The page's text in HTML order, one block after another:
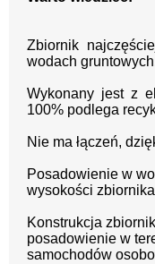
Zbiornik
wodach
Wykonany jest z e
100% podlega
Nie ma łączeń,
Posadowienie w
wysokości
Konstrukcja
posadowienie w
samochodów